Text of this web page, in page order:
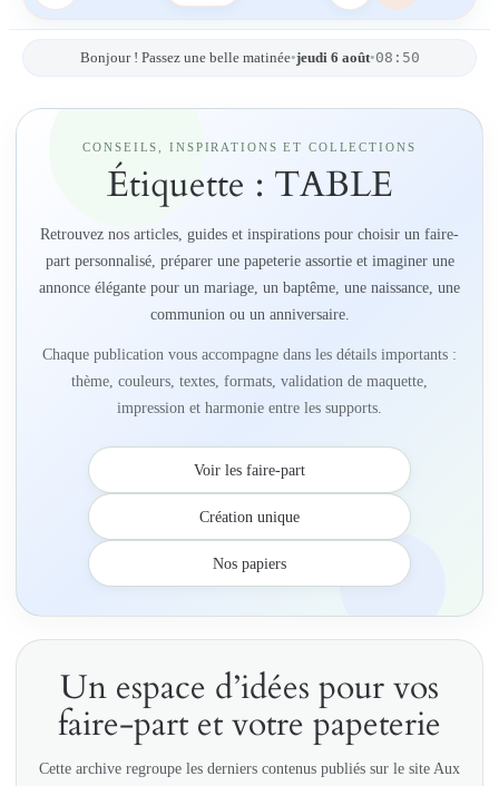
Bonjour ! Passez une belle matinée•jeudi 6 août•08:50
CONSEILS, INSPIRATIONS ET COLLECTIONS
Étiquette : TABLE
Retrouvez nos articles, guides et inspirations pour choisir un faire-
part personnalisé, préparer une papeterie assortie et imaginer une
annonce élégante pour un mariage, un baptême, une naissance, une
communion ou un anniversaire.
Chaque publication vous accompagne dans les détails importants :
thème, couleurs, textes, formats, validation de maquette,
impression et harmonie entre les supports.
Voir les faire-part
Création unique
Nos papiers
Un espace d’idées pour vos
faire-part et votre papeterie
Cette archive regroupe les derniers contenus publiés sur le site Aux